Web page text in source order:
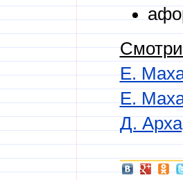
Е.
Е.
Д.